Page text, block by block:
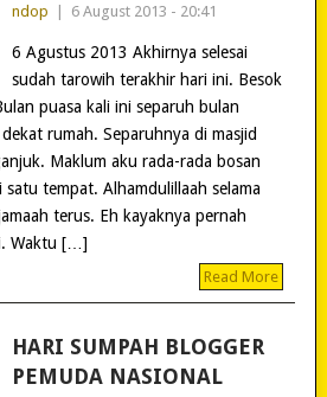
ndop 6 August 2013 - 20:41
6 Agustus 2013 Akhirnya selesai
sudah tarowih terakhir hari ini. Besok
puasa kali ini separuh bulan
rumah. Separuhnya di masjid
Maklum aku rada-rada bosan
tempat. Alhamdulillaah selama
terus. Eh kayaknya pernah
Waktu […]
Read More
HARI SUMPAH BLOGGER
PEMUDA NASIONAL